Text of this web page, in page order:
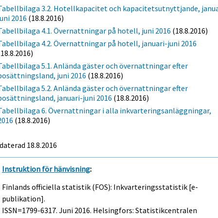
3.2. Hotellkapacitet och kapacitetsutnyttjande,
2016 (18.8.2016)
4.1. Övernattningar på hotell, juni 2016 (18.8.2016)
4.2. Övernattningar på hotell, januari-juni 2016
5.1. Anlända gäster och övernattningar efter
juni 2016 (18.8.2016)
5.2. Anlända gäster och övernattningar efter
januari-juni 2016 (18.8.2016)
6. Övernattningar i alla inkvarteringsanläggningar,
(18.8.2016)
18.8.2016
Instruktion för hänvisning:
Finlands officiella statistik (FOS): Inkvarteringsstatistik [e-
publikation].
ISSN=1799-6317.Juni 2016. Helsingfors: Statistikcentralen